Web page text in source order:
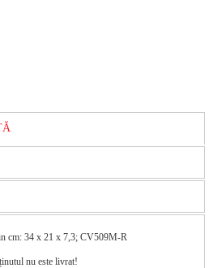
cm: 34 x 21 x 7,3; CV509M-R
nu este livrat!